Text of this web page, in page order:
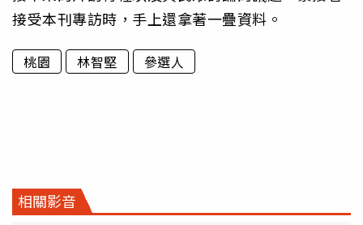
接受本刊專訪時，手上還拿著一疊資料。
桃園 林智堅 參選人
相關影音